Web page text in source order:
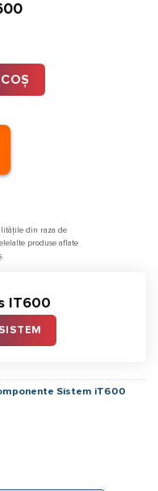
Smart Home IT600
din raza de
produse aflate
IT600
Sistem iT600